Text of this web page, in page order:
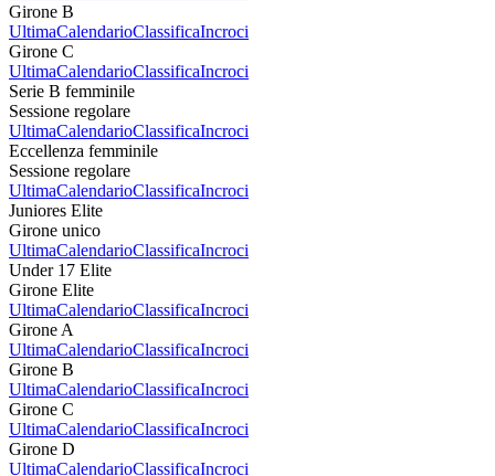
Girone B
UltimaCalendarioClassificaIncroci
Girone C
UltimaCalendarioClassificaIncroci
Serie B femminile
Sessione regolare
UltimaCalendarioClassificaIncroci
Eccellenza femminile
Sessione regolare
UltimaCalendarioClassificaIncroci
Juniores Elite
Girone unico
UltimaCalendarioClassificaIncroci
Under 17 Elite
Girone Elite
UltimaCalendarioClassificaIncroci
Girone A
UltimaCalendarioClassificaIncroci
Girone B
UltimaCalendarioClassificaIncroci
Girone C
UltimaCalendarioClassificaIncroci
Girone D
UltimaCalendarioClassificaIncroci